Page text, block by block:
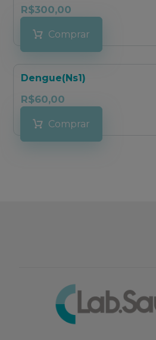
R$300,00
Comprar
Dengue(Ns1)
R$60,00
Comprar